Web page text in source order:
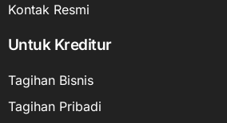
Kontak Resmi
Untuk Kreditur
Tagihan Bisnis
Tagihan Pribadi